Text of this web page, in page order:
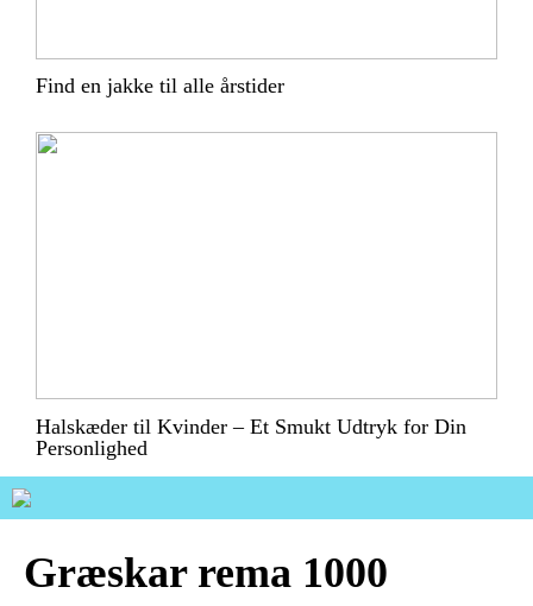
Find en jakke til alle årstider
Halskæder til Kvinder – Et Smukt Udtryk for Din
Personlighed
Græskar rema 1000